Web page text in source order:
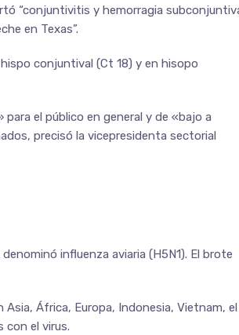
“conjuntivitis y hemorragia
en Texas”.
conjuntival (Ct 18) y en hisopo
para el público en general y de «bajo a
precisó la vicepresidenta sectorial
influenza aviaria (H5N1). El brote
África, Europa, Indonesia, Vietnam, el
con el virus.